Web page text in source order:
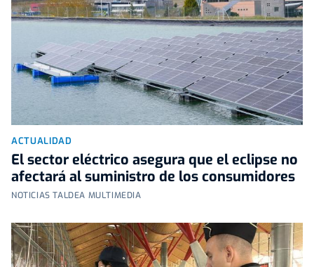
ACTUALIDAD
El sector eléctrico asegura que el eclipse no
afectará al suministro de los consumidores
NOTICIAS TALDEA MULTIMEDIA